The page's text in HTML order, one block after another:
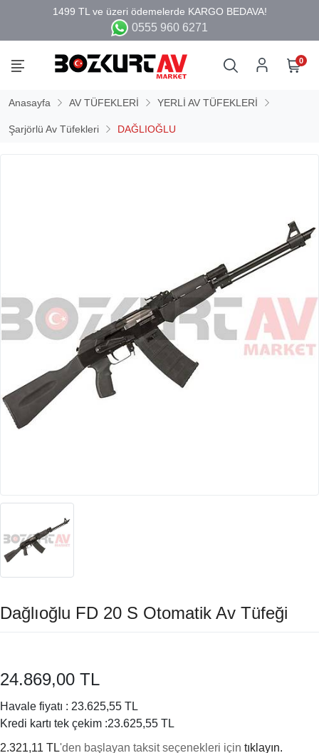
0555 960 6271
0
Anasayfa AV TÜFEKLERİ YERLİ AV TÜFEKLERİ
Şarjörlü Av Tüfekleri DAĞLIOĞLU
Dağlıoğlu FD 20 S Otomatik Av Tüfeği
24.869,00 TL
Havale fiyatı : 23.625,55 TL
Kredi kartı tek çekim :23.625,55 TL
2.321,11 TL'den başlayan taksit seçenekleri için tıklayın.